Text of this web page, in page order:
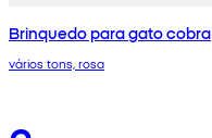
Brinquedo para gato cobra
vários tons, rosa